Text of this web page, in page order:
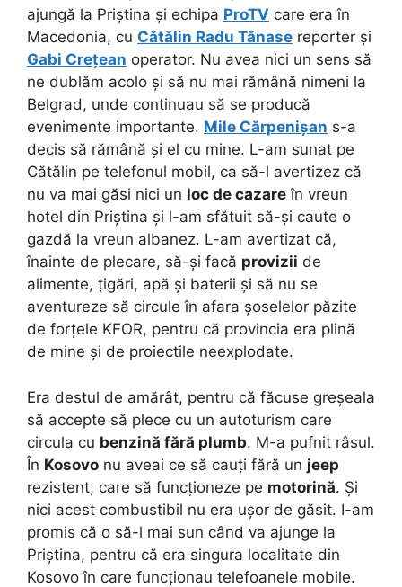
ajungă la Priștina și echipa ProTV care era în
Macedonia, cu Cătălin Radu Tănase reporter și
Gabi Crețean operator. Nu avea nici un sens să
ne dublăm acolo și să nu mai rămână nimeni la
Belgrad, unde continuau să se producă
evenimente importante. Mile Cărpenișan s-a
decis să rămână și el cu mine. L-am sunat pe
Cătălin pe telefonul mobil, ca să-l avertizez că
nu va mai găsi nici un loc de cazare în vreun
hotel din Priștina și l-am sfătuit să-și caute o
gazdă la vreun albanez. L-am avertizat că,
înainte de plecare, să-și facă provizii de
alimente, țigări, apă și baterii și să nu se
aventureze să circule în afara șoselelor păzite
de forțele KFOR, pentru că provincia era plină
de mine și de proiectile neexplodate.
Era destul de amărât, pentru că făcuse greșeala
să accepte să plece cu un autoturism care
circula cu benzină fără plumb. M-a pufnit râsul.
În Kosovo nu aveai ce să cauți fără un jeep
rezistent, care să funcționeze pe motorină. Și
nici acest combustibil nu era ușor de găsit. I-am
promis că o să-l mai sun când va ajunge la
Priștina, pentru că era singura localitate din
Kosovo în care funcționau telefoanele mobile.